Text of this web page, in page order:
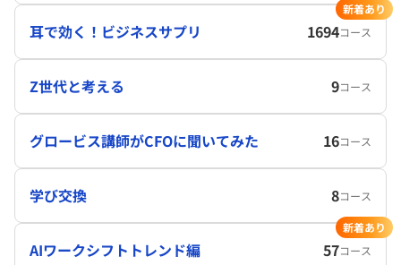
耳で効く！ビジネスサプリ 1694コース
新着あり
Z世代と考える 9コース
グロービス講師がCFOに聞いてみた 16コース
学び交換 8コース
AIワークシフトトレンド編 57コース
新着あり